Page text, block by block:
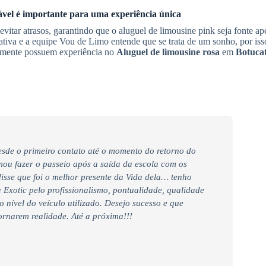
é importante para uma experiência única
atrasos, garantindo que o aluguel de limousine pink seja fonte
e a equipe Vou de Limo entende que se trata de um sonho, por
possuem experiência no Aluguel de limousine rosa em
o primeiro contato até o momento do retorno do
fazer o passeio após a saída da escola com os
que foi o melhor presente da Vida dela… tenho
Exotic pelo profissionalismo, pontualidade, qualidade
nível do veículo utilizado. Desejo sucesso e que
realidade. Até a próxima!!!